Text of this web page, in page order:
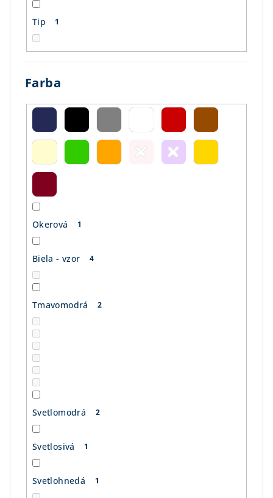
Tip 1
Farba
Okerová 1
Biela - vzor 4
Tmavomodrá 2
Svetlomodrá 2
Svetlosivá 1
Svetlohnedá 1